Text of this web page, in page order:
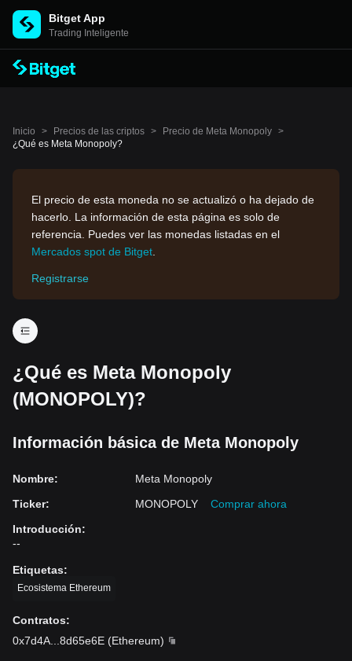
Bitget App
Trading Inteligente
Inicio > Precios de las criptos > Precio de Meta Monopoly >
¿Qué es Meta Monopoly?
El precio de esta moneda no se actualizó o ha dejado de
hacerlo. La información de esta página es solo de
referencia. Puedes ver las monedas listadas en el
Mercados spot de Bitget
Registrarse
¿Qué es Meta Monopoly
(MONOPOLY)?
Información básica de Meta Monopoly
Nombre:
Meta Monopoly
Ticker: MONOPOLY
Comprar ahora
Introducción:
--
Etiquetas:
Ecosistema Ethereum
Contratos:
0x7d4A
8d65e6E (Ethereum)